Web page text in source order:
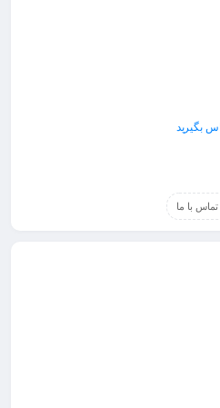
بگیرید
تماس با ما